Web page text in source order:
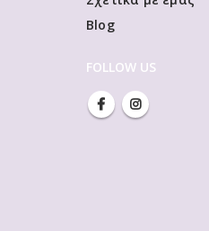
Blog
FOLLOW US